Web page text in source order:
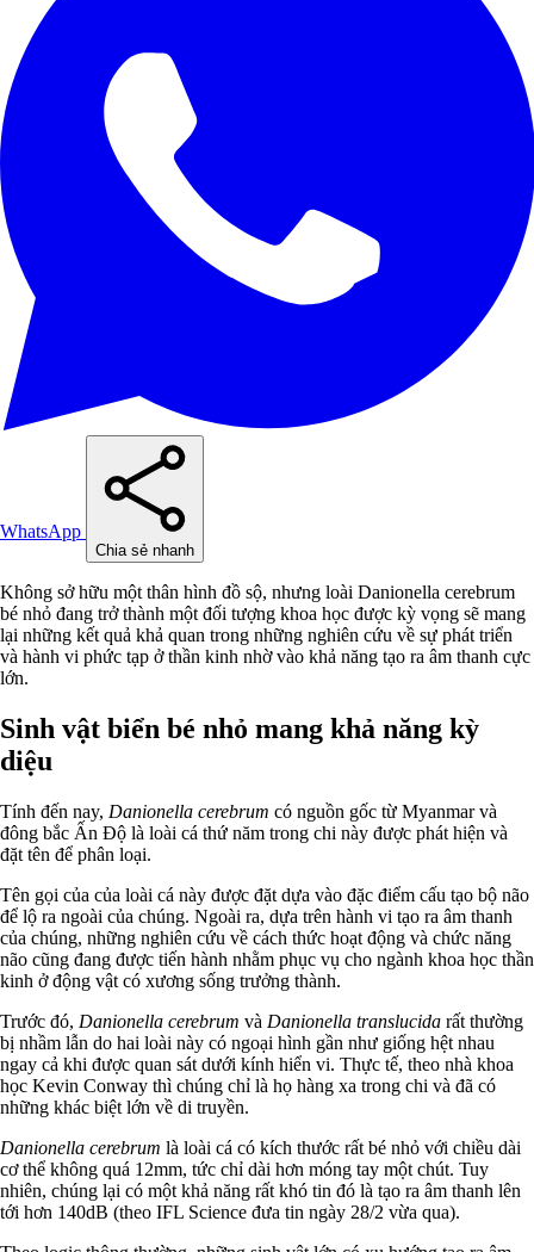
WhatsApp
Chia sẻ nhanh
Không sở hữu một thân hình đồ sộ, nhưng loài Danionella cerebrum
bé nhỏ đang trở thành một đối tượng khoa học được kỳ vọng sẽ mang
lại những kết quả khả quan trong những nghiên cứu về sự phát triển
và hành vi phức tạp ở thần kinh nhờ vào khả năng tạo ra âm thanh cực
lớn.
Sinh vật biển bé nhỏ mang khả năng kỳ
diệu
Tính đến nay, Danionella cerebrum có nguồn gốc từ Myanmar và
đông bắc Ấn Độ là loài cá thứ năm trong chi này được phát hiện và
đặt tên để phân loại.
Tên gọi của của loài cá này được đặt dựa vào đặc điểm cấu tạo bộ não
để lộ ra ngoài của chúng. Ngoài ra, dựa trên hành vi tạo ra âm thanh
của chúng, những nghiên cứu về cách thức hoạt động và chức năng
não cũng đang được tiến hành nhằm phục vụ cho ngành khoa học thần
kinh ở động vật có xương sống trưởng thành.
Trước đó, Danionella cerebrum và Danionella translucida rất thường
bị nhầm lẫn do hai loài này có ngoại hình gần như giống hệt nhau
ngay cả khi được quan sát dưới kính hiển vi. Thực tế, theo nhà khoa
học Kevin Conway thì chúng chỉ là họ hàng xa trong chi và đã có
những khác biệt lớn về di truyền.
Danionella cerebrum là loài cá có kích thước rất bé nhỏ với chiều dài
cơ thể không quá 12mm, tức chỉ dài hơn móng tay một chút. Tuy
nhiên, chúng lại có một khả năng rất khó tin đó là tạo ra âm thanh lên
tới hơn 140dB (theo IFL Science đưa tin ngày 28/2 vừa qua).